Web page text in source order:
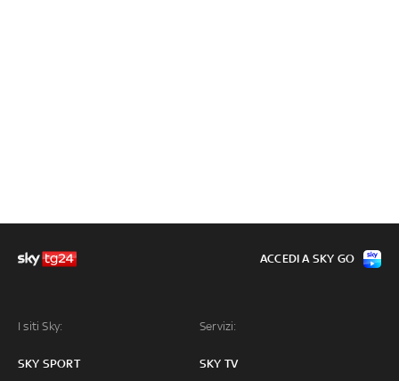
I siti Sky:
SKY SPORT
Servizi:
SKY TV
ACCEDI A SKY GO